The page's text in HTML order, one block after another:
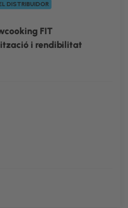
DISTRIBUIDOR
FIT
i rendibilitat